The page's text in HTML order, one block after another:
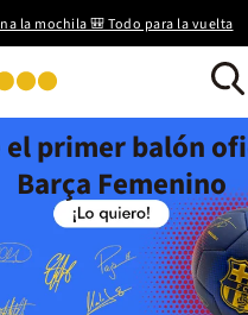
la mochila 🎒 Todo para la vuelta
el primer balón
Barça Femenino